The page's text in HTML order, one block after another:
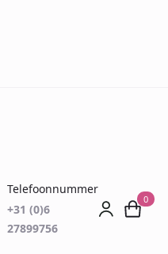
Telefoonnummer
+31 (0)6
27899756
0